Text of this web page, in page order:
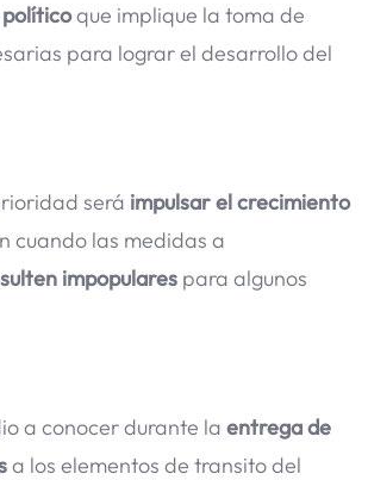
que implique la toma de
para lograr el desarrollo del
será impulsar el crecimiento
cuando las medidas a
impopulares para algunos
a conocer durante la entrega de
a los elementos de transito del